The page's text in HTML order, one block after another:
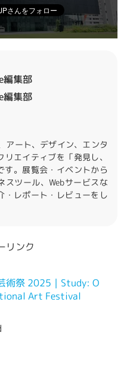
編集部
編集部
アート、デザイン、エンタ
エイティブを「発見し、
す。展覧会・イベントから
スツール、Webサービスな
・レポート・レビューをし
リンク